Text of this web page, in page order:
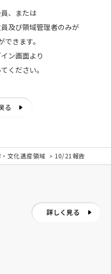
、または
及び領域管理者のみが
きます。
ン画面より
ください。
る
文化遺産領域 10/21報告
詳しく見る